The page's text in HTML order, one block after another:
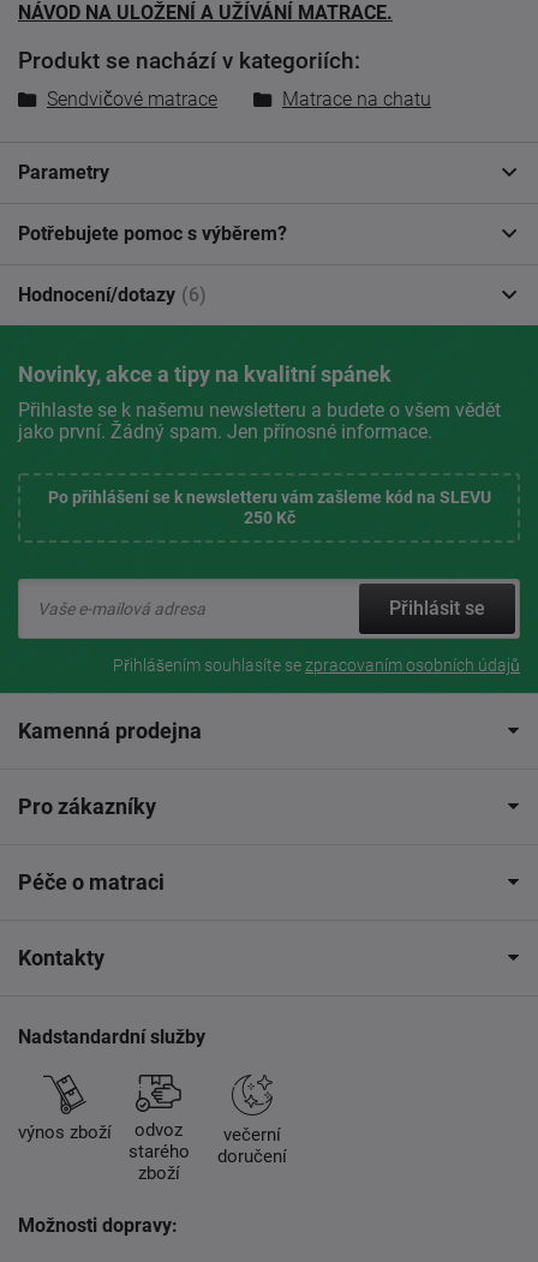
NÁVOD NA ULOŽENÍ A UŽÍVÁNÍ MATRACE.
Produkt se nachází v kategoriích:
Sendvičové matrace Matrace na chatu
Parametry
Potřebujete pomoc s výběrem?
Hodnocení/dotazy (6)
Novinky, akce a tipy na kvalitní spánek
Přihlaste se k našemu newsletteru a budete o všem vědět
jako první. Žádný spam. Jen přínosné informace.
Po přihlášení se k newsletteru vám zašleme kód na SLEVU
250 Kč
Přihlásit se
Přihlášením souhlasíte sezpracovaním osobních údajů
Kamenná prodejna
Pro zákazníky
Péče o matraci
Kontakty
Nadstandardní služby
výnos zboží
odvoz
starého
zboží
večerní
doručení
Možnosti dopravy: